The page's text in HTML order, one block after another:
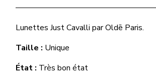
Lunettes Just Cavalli parOldē Paris.
Taille : Unique
État : Très bon état